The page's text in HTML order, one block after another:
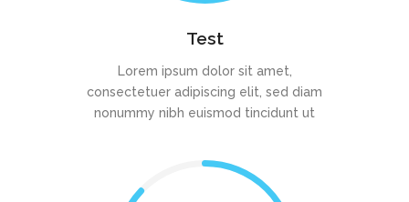
Test
Lorem ipsum dolor sit amet,
consectetuer adipiscing elit, sed diam
nonummy nibh euismod tincidunt ut